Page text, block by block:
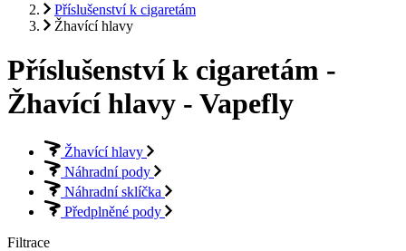
Příslušenství k cigaretám
Žhavící hlavy
Příslušenství k cigaretám -
Žhavící hlavy - Vapefly
Žhavící hlavy
Náhradní pody
Náhradní sklíčka
Předplněné pody
Filtrace